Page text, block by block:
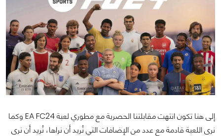
إلى هنا تكون انتهت مقابلتنا الحصرية مع مطوري لعبة EA FC24 وكما
نرى اللعبة قادمة مع عدد من الإضافات التي نُريد أن نراها، نُريد أن نرى